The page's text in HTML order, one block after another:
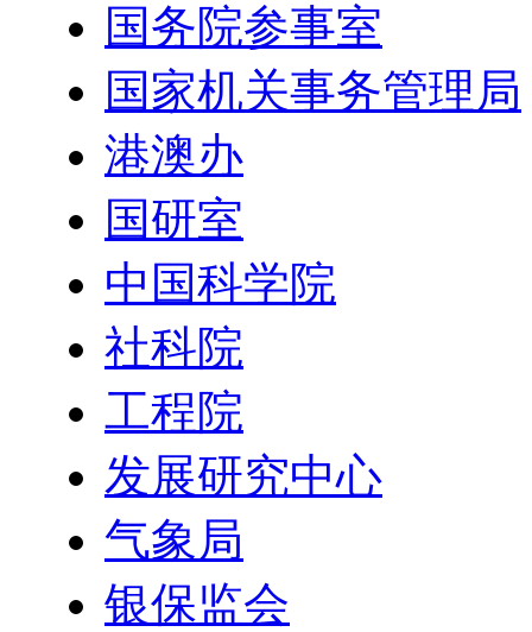
国务院参事室
国家机关事务管理局
港澳办
国研室
中国科学院
社科院
工程院
发展研究中心
气象局
银保监会